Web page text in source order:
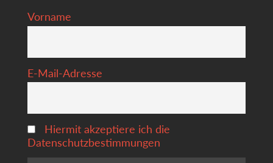
Vorname
E-Mail-Adresse
Hiermit akzeptiere ich die
Datenschutzbestimmungen